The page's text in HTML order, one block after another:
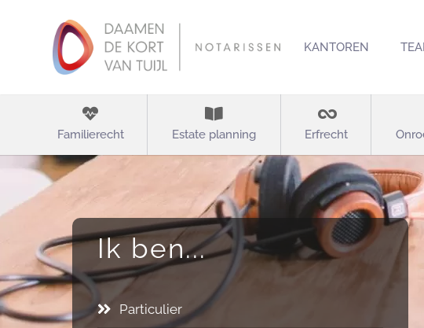
KANTOREN
Familierecht Estate planning Erfrecht
Ik ben...
Particulier